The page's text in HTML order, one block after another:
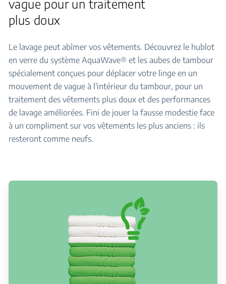
vague pour un traitement
plus doux
Le lavage peut abîmer vos vêtements. Découvrez le hublot
en verre du système AquaWave® et les aubes de tambour
spécialement conçues pour déplacer votre linge en un
mouvement de vague à l'intérieur du tambour, pour un
traitement des vêtements plus doux et des performances
de lavage améliorées. Fini de jouer la fausse modestie face
à un compliment sur vos vêtements les plus anciens : ils
resteront comme neufs.